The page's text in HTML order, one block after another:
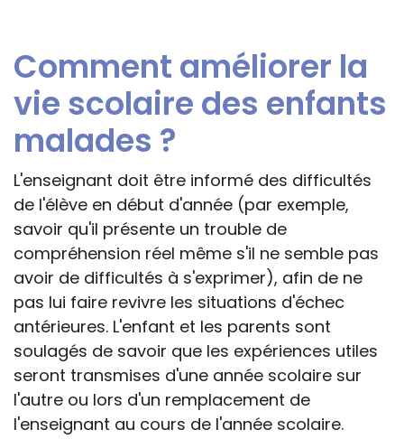
Comment améliorer la
vie scolaire des enfants
malades ?
L'enseignant doit être informé des difficultés
de l'élève en début d'année (par exemple,
savoir qu'il présente un trouble de
compréhension réel même s'il ne semble pas
avoir de difficultés à s'exprimer), afin de ne
pas lui faire revivre les situations d'échec
antérieures. L'enfant et les parents sont
soulagés de savoir que les expériences utiles
seront transmises d'une année scolaire sur
l'autre ou lors d'un remplacement de
l'enseignant au cours de l'année scolaire.